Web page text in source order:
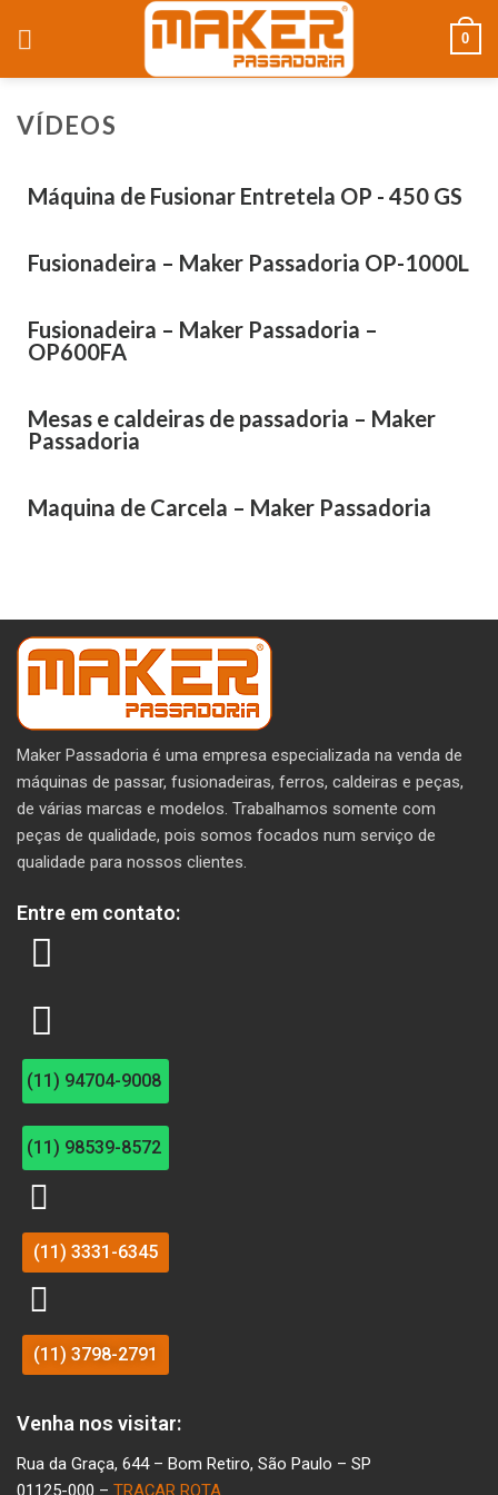
0
VÍDEOS
Máquina de Fusionar Entretela OP - 450 GS
Fusionadeira – Maker Passadoria OP-1000L
Fusionadeira – Maker Passadoria –
OP600FA
Mesas e caldeiras de passadoria – Maker
Passadoria
Maquina de Carcela – Maker Passadoria
Maker Passadoria é uma empresa especializada na venda de
máquinas de passar, fusionadeiras, ferros, caldeiras e peças,
de várias marcas e modelos. Trabalhamos somente com
peças de qualidade, pois somos focados num serviço de
qualidade para nossos clientes.
Entre em contato:
(11) 94704-9008
(11) 98539-8572
(11) 3331-6345
(11) 3798-2791
Venha nos visitar:
Rua da Graça, 644 – Bom Retiro, São Paulo – SP
01125-000 – TRAÇAR ROTA